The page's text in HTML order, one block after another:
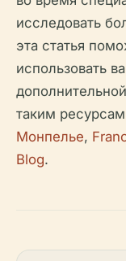
исследовать
эта статья
использовать
таким
Монпелье,
Blog.